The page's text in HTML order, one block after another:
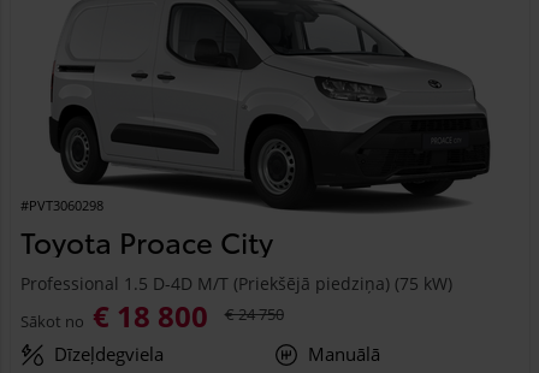
#PVT3060298
Toyota Proace City
Professional 1.5 D-4D M/T (Priekšējā piedziņa) (75 kW)
Sākot no € 18 800 € 24 750
Dīzeļdegviela
Manuālā